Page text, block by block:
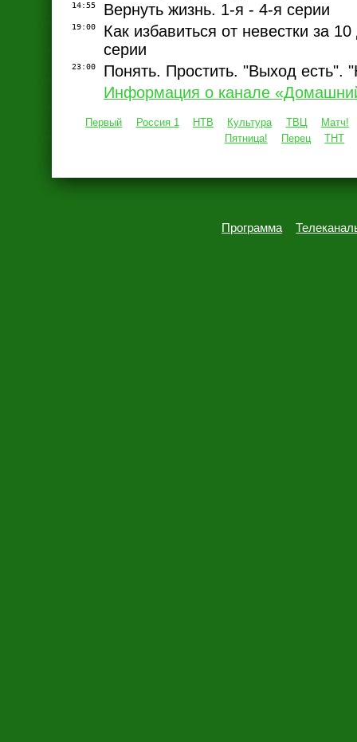
14:55 Вернуть жизнь. 1-я - 4-я серии
19:00
Как избавиться от невестки за
серии
23:00
Понять. Простить. "Выход есть".
Информация о канале
Первый Россия 1 НТВ Культура ТВЦ
Матч!
Пятница!
Перец ТНТ
Программа